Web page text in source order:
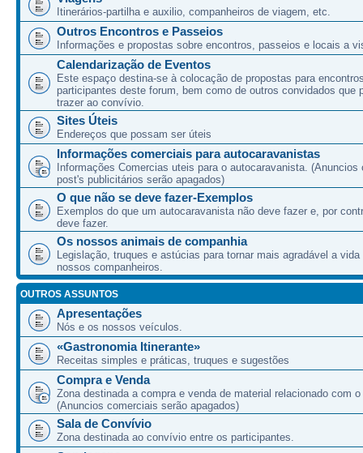
Itinerários-partilha e auxilio, companheiros de viagem, etc.
Outros Encontros e Passeios
Informações e propostas sobre encontros, passeios e locais a
Calendarização de Eventos
Este espaço destina-se à colocação de propostas para
participantes deste forum, bem como de outros convidados que
trazer ao convívio.
Sites Úteis
Endereços que possam ser úteis
Informações comerciais para autocaravanistas
Informações Comercias uteis para o autocaravanista. (Anuncios
post's publicitários serão apagados)
O que não se deve fazer-Exemplos
Exemplos do que um autocaravanista não deve fazer e, por
deve fazer.
Os nossos animais de companhia
Legislação, truques e astúcias para tornar mais agradável a vida
nossos companheiros.
OUTROS ASSUNTOS
Apresentações
Nós e os nossos veículos.
«Gastronomia Itinerante»
Receitas simples e práticas, truques e sugestões
Compra e Venda
Zona destinada a compra e venda de material relacionado com
(Anuncios comerciais serão apagados)
Sala de Convívio
Zona destinada ao convívio entre os participantes.